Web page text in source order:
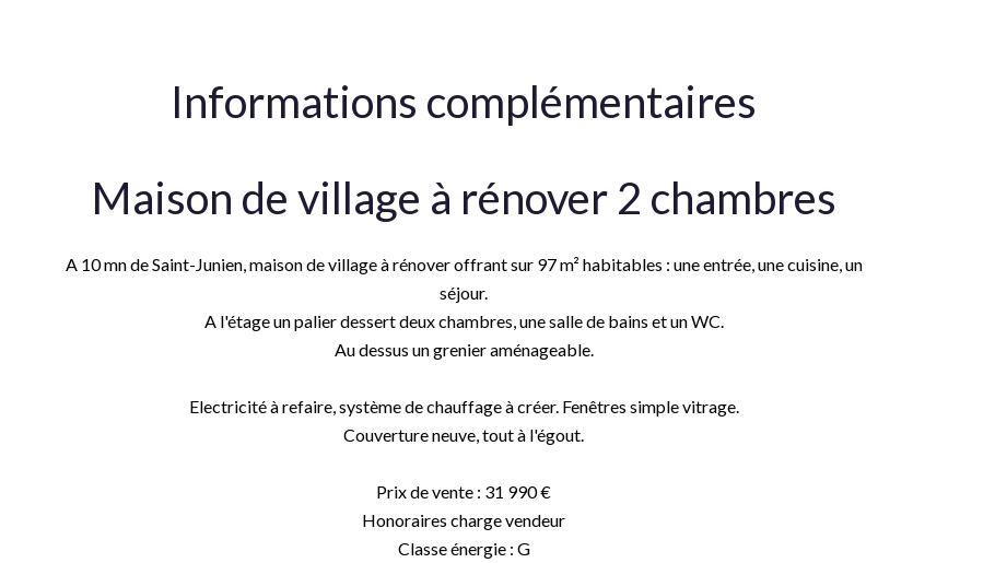
Informations complémentaires
Maison de village à rénover 2 chambres
A 10 mn de Saint-Junien, maison de village à rénover offrant sur 97 m² habitables : une entrée, une cuisine, un
séjour.
A l'étage un palier dessert deux chambres, une salle de bains et un WC.
Au dessus un grenier aménageable.
Electricité à refaire, système de chauffage à créer. Fenêtres simple vitrage.
Couverture neuve, tout à l'égout.
Prix de vente : 31 990 €
Honoraires charge vendeur
Classe énergie : G